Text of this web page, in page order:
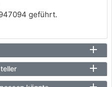
geführt.